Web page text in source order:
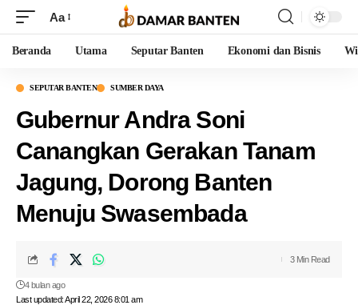
Aa
Beranda Utama Seputar Banten Ekonomi dan Bisnis
SEPUTAR BANTEN SUMBER DAYA
Gubernur Andra Soni
Canangkan Gerakan Tanam
Jagung, Dorong Banten
Menuju Swasembada
Last updated: April 22, 2026 8:01 am
4 bulan ago
3 Min Read